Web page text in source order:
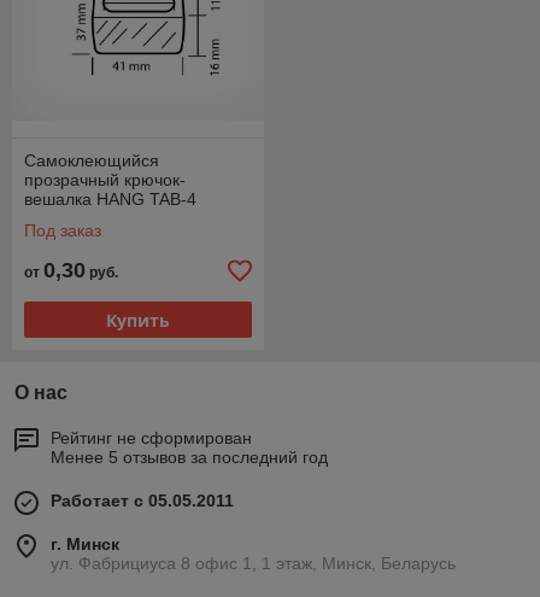
Самоклеющийся
прозрачный крючок-
вешалка HANG TAB-4
Под заказ
от 0,30 руб.
Купить
О нас
Рейтинг не сформирован
Менее 5 отзывов за последний год
Работает с 05.05.2011
г. Минск
ул. Фабрициуса 8 офис 1, 1 этаж, Минск, Беларусь